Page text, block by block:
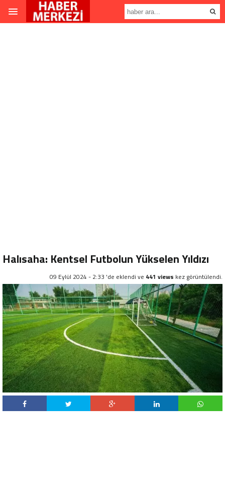
Halısaha: Kentsel Futbolun Yükselen Yıldızı
09 Eylül 2024 - 2:33 'de eklendi ve 441 views kez görüntülendi.